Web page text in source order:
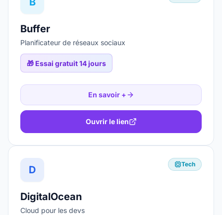
Buffer
Planificateur de réseaux sociaux
🎁 Essai gratuit 14 jours
En savoir +
Ouvrir le lien
D Tech
DigitalOcean
Cloud pour les devs